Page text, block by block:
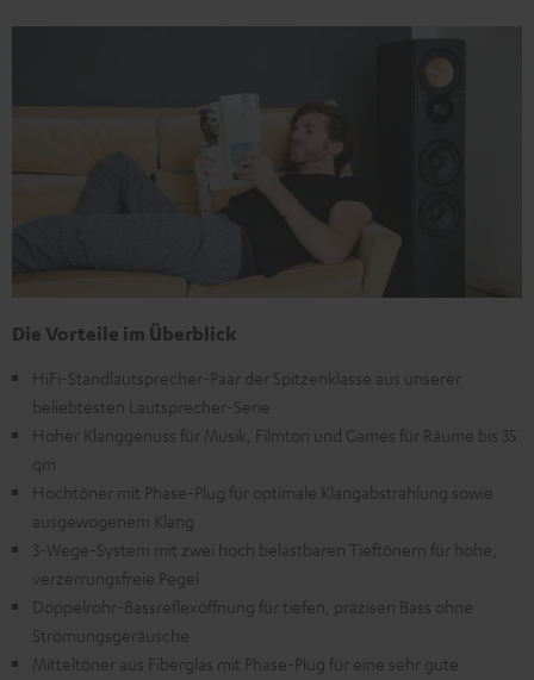
Die Vorteile im Überblick
HiFi-Standlautsprecher-Paar der Spitzenklasse aus unserer
beliebtesten Lautsprecher-Serie
Hoher Klanggenuss für Musik, Filmton und Games für Räume bis 35
qm
Hochtöner mit Phase-Plug für optimale Klangabstrahlung sowie
ausgewogenem Klang
3-Wege-System mit zwei hoch belastbaren Tieftönern für hohe,
verzerrungsfreie Pegel
Doppelrohr-Bassreflexöffnung für tiefen, präzisen Bass ohne
Strömungsgeräusche
Mitteltöner aus Fiberglas mit Phase-Plug für eine sehr gute